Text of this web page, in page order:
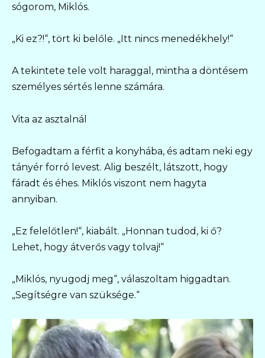
sógorom, Miklós.
„Ki ez?!“, tört ki belőle. „Itt nincs menedékhely!“
A tekintete tele volt haraggal, mintha a döntésem
személyes sértés lenne számára.
Vita az asztalnál
Befogadtam a férfit a konyhába, és adtam neki egy
tányér forró levest. Alig beszélt, látszott, hogy
fáradt és éhes. Miklós viszont nem hagyta
annyiban.
„Ez felelőtlen!“, kiabált. „Honnan tudod, ki ő?
Lehet, hogy átverős vagy tolvaj!“
„Miklós, nyugodj meg“, válaszoltam higgadtan.
„Segítségre van szüksége.“